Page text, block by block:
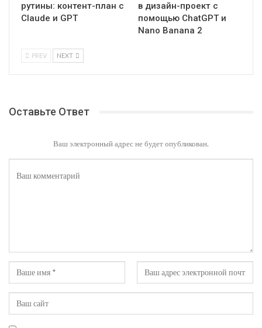
рутины: контент-план с
Claude и GPT
в дизайн-проект с
помощью ChatGPT и
Nano Banana 2
PREV NEXT
Оставьте Ответ
Ваш электронный адрес не будет опубликован.